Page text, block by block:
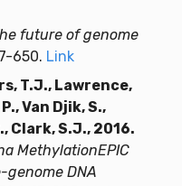
future of genome
650. Link
T.J., Lawrence,
Van Djik, S.,
Clark, S.J., 2016.
MethylationEPIC
DNA